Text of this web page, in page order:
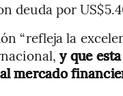
deuda por
“refleja la
y que
mercado